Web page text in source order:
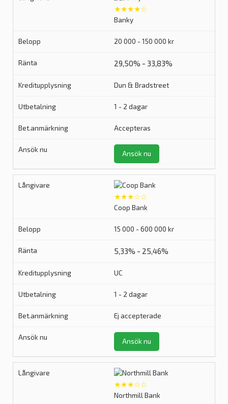
★★★★☆
Banky
20 000 - 150 000 kr
29,50% - 33,83%
Dun & Bradstreet
1 - 2 dagar
Accepteras
Ansök nu
★★★☆☆
Coop Bank
15 000 - 600 000 kr
5,33% - 25,46%
UC
1 - 2 dagar
Ej accepterade
Ansök nu
★★★☆☆
Northmill Bank